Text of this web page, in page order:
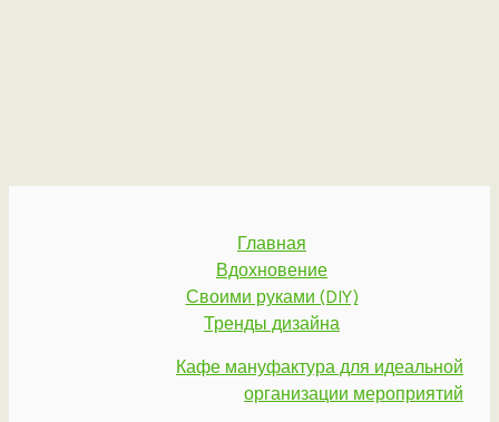
Главная
Вдохновение
Своими руками (DIY)
Тренды дизайна
Кафе мануфактура для идеальной
организации мероприятий